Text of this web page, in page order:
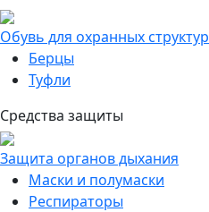
Обувь для охранных структур
Берцы
Туфли
Средства защиты
Защита органов дыхания
Маски и полумаски
Респираторы